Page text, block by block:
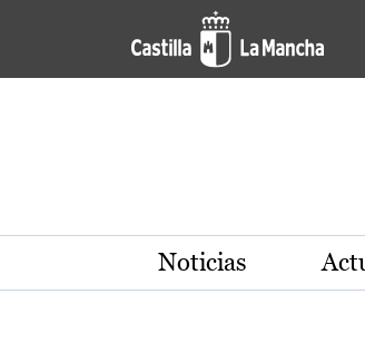
Pasar al contenido principal
Noticias